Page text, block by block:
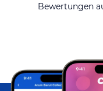
Bewertungen